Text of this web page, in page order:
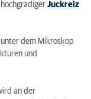
Juckreiz
dem Mikroskop
und
an der